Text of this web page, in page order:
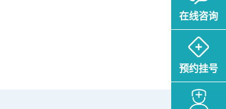
在线咨询
预约挂号